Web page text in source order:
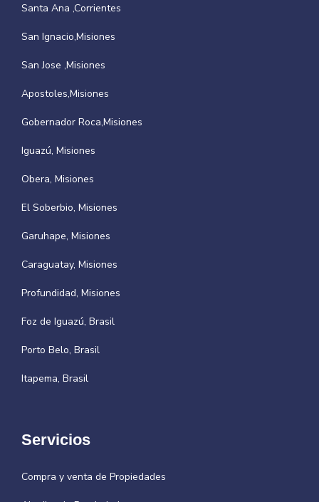
Santa Ana ,Corrientes
San Ignacio,Misiones
San Jose ,Misiones
Apostoles,Misiones
Gobernador Roca,Misiones
Iguazú, Misiones
Obera, Misiones
El Soberbio, Misiones
Garuhape, Misiones
Caraguatay, Misiones
Profundidad, Misiones
Foz de Iguazú, Brasil
Porto Belo, Brasil
Itapema, Brasil
Servicios
Compra y venta de Propiedades